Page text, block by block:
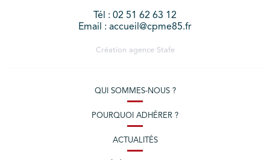
Tél : 02 51 62 63 12
Email : accueil@cpme85.fr
Création agence Stafe
QUI SOMMES-NOUS ?
POURQUOI ADHÉRER ?
ACTUALITÉS